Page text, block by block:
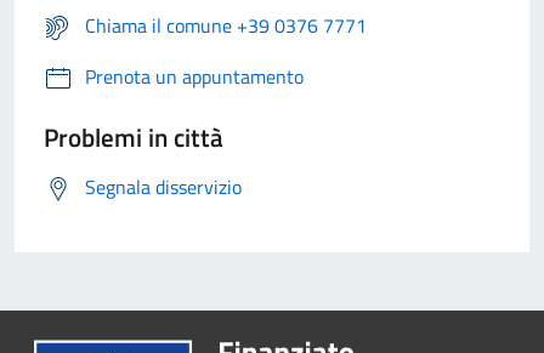
Chiama il comune +39 0376 7771
Prenota un appuntamento
Problemi in città
Segnala disservizio